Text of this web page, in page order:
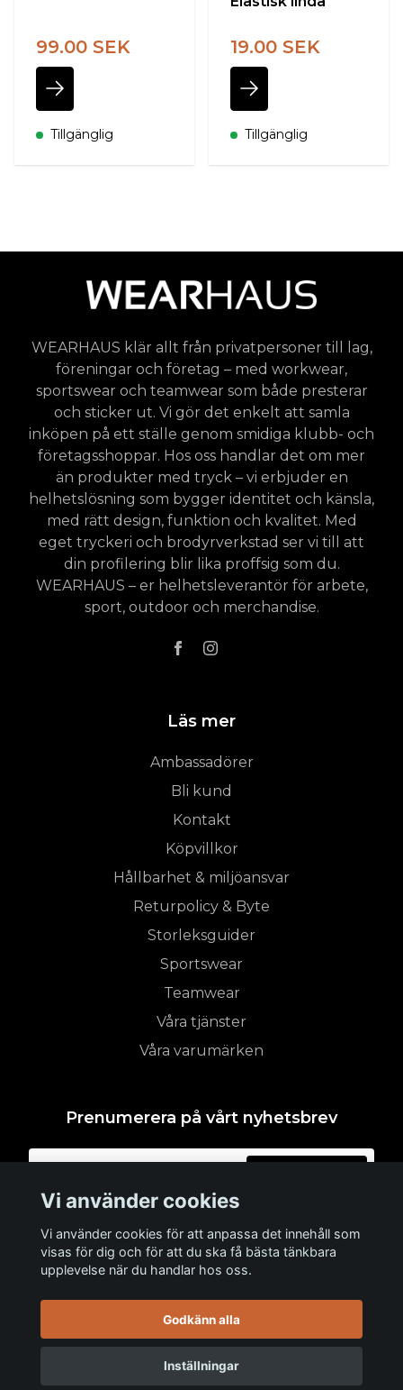
99.00 SEK
Tillgänglig
19.00 SEK
Tillgänglig
WEARHAUS klär allt från privatpersoner till lag,
föreningar och företag – med workwear,
sportswear och teamwear som både presterar
och sticker ut. Vi gör det enkelt att samla
inköpen på ett ställe genom smidiga klubb- och
företagsshoppar. Hos oss handlar det om mer
än produkter med tryck – vi erbjuder en
helhetslösning som bygger identitet och känsla,
med rätt design, funktion och kvalitet. Med
eget tryckeri och brodyrverkstad ser vi till att
din profilering blir lika proffsig som du.
WEARHAUS – er helhetsleverantör för arbete,
sport, outdoor och merchandise.
Läs mer
Ambassadörer
Bli kund
Kontakt
Köpvillkor
Hållbarhet & miljöansvar
Returpolicy & Byte
Storleksguider
Sportswear
Teamwear
Våra tjänster
Våra varumärken
Prenumerera på vårt nyhetsbrev
© 2026 WEARHAUS
Vi använder cookies
Vi använder cookies för att anpassa det innehåll som
visas för dig och för att du ska få bästa tänkbara
upplevelse när du handlar hos oss.
Godkänn alla
Inställningar